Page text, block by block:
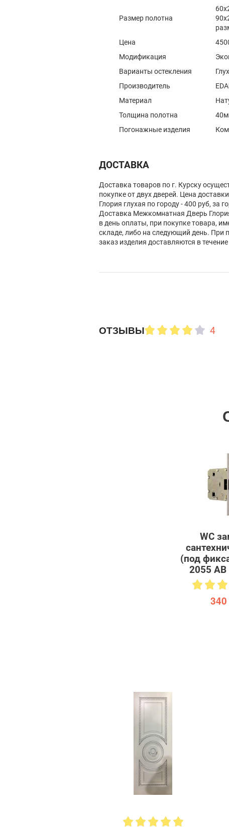
Размер полотна
Цена
Модификация
Варианты остекления
Производитель
Материал
Толщина полотна
Погонажные изделия
ДОСТАВКА
Доставка товаров по г. Курску
покупке от двух дверей. Цена
Глория глухая по городу - 400 руб, за
Доставка Межкомнатная Дверь
в день оплаты, при покупке товара,
складе, либо на следующий день. При
заказ изделия доставляются в
ОТЗЫВЫ 4
WC
(под
2055 AB